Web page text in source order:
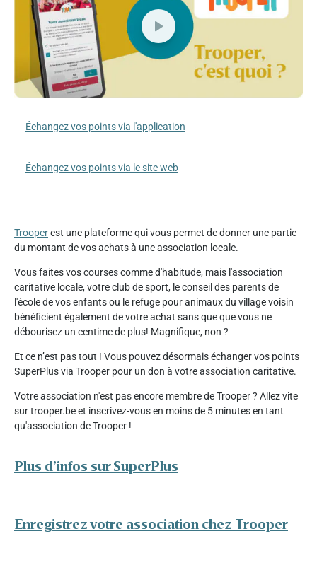
Échangez vos points via l'application
Échangez vos points via le site web
Trooperest une plateforme qui vous permet de donner une partie
du montant de vos achats à une association locale.
Vous faites vos courses comme d'habitude, mais l'association
caritative locale, votre club de sport, le conseil des parents de
l'école de vos enfants ou le refuge pour animaux du village voisin
bénéficient également de votre achat sans que que vous ne
débourisez un centime de plus! Magnifique, non ?
Et ce n’est pas tout ! Vous pouvez désormais échanger vos points
SuperPlus via Trooper pour un don à votre association caritative.
Votre association n'est pas encore membre de Trooper ? Allez vite
sur trooper.be et inscrivez-vous en moins de 5 minutes en tant
qu'association de Trooper !
Plus d’infos sur SuperPlus
Enregistrez votre association chez Trooper